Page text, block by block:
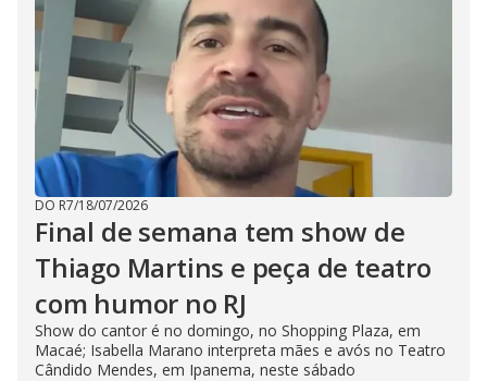
DO R7/18/07/2026
Final de semana tem show de
Thiago Martins e peça de teatro
com humor no RJ
Show do cantor é no domingo, no Shopping Plaza, em
Macaé; Isabella Marano interpreta mães e avós no Teatro
Cândido Mendes, em Ipanema, neste sábado